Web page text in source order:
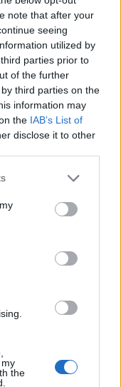
note that after your
seeing
utilized by
parties prior to
of the further
third parties on the
information may
the IAB’s List of
disclose it to other
or more Google
You may click to
party tags to
in below Google
the